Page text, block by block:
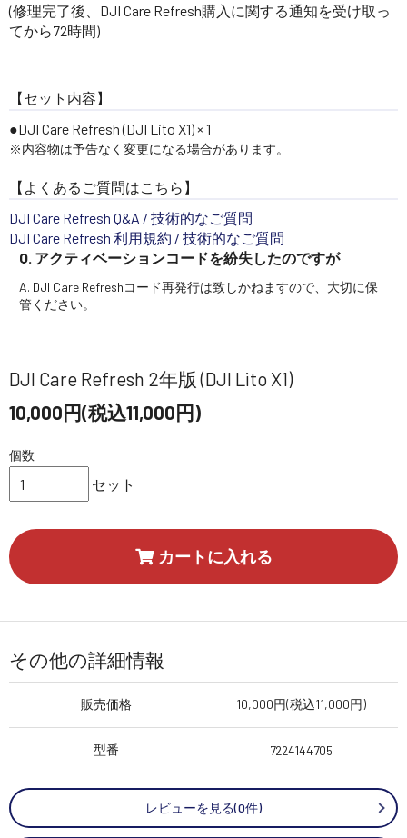
(修理完了後、DJI Care Refresh購入に関する通知を受け取っ
てから72時間)
【セット内容】
DJI Care Refresh (DJI Lito X1) × 1
※内容物は予告なく変更になる場合があります。
【よくあるご質問はこちら】
DJI Care Refresh Q&A / 技術的なご質問
DJI Care Refresh 利用規約 / 技術的なご質問
Q. アクティベーションコードを紛失したのですが
A. DJI Care Refreshコード再発行は致しかねますので、大切に保
管ください。
DJI Care Refresh 2年版 (DJI Lito X1)
10,000円(税込11,000円)
個数
セット
カートに入れる
その他の詳細情報
販売価格 10,000円(税込11,000円)
型番 7224144705
レビューを見る(0件)